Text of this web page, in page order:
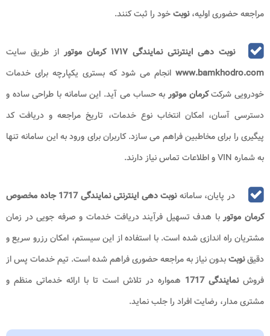
مراجعه حضوری اولیه،نوبتخود را ثبت کنند.
نوبت دهی اینترنتی نمایندگی ۱۷۱۷ کرمان موتوراز طریق سایت
www.bamkhodro.com انجام می شود که بستری یکپارچه برای خدمات
خودرویی شرکتکرمان موتوربه حساب می آید. این سامانه با طراحی ساده و
دسترسی آسان، امکان انتخاب نوع خدمات، تاریخ مراجعه و دریافت کد
پیگیری را برای مخاطبین فراهم می سازد. کاربران برای ورود به این سامانه تنها
به شماره VIN و اطلاعات تماس نیاز دارند.
در پایان، سامانه
نوبت دهی اینترنتی نمایندگی 1717 جاده مخصوص
کرمان موتوربا هدف تسهیل فرآیند دریافت خدمات و صرفه جویی در زمان
مشتریان راه اندازی شده است. با استفاده از این سیستم، امکان رزرو سریع و
دقیقنوبتبدون نیاز به مراجعه حضوری فراهم شده است. تیم خدمات پس از
فروشنمایندگی 1717
همواره در تلاش است تا با ارائه خدماتی منظم و
مشتری مدار، رضایت افراد را جلب نماید.